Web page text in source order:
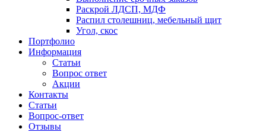
Раскрой ЛДСП, МДФ
Распил столешниц, мебельный щит
Угол, скос
Портфолио
Информация
Статьи
Вопрос ответ
Акции
Контакты
Статьи
Вопрос-ответ
Отзывы